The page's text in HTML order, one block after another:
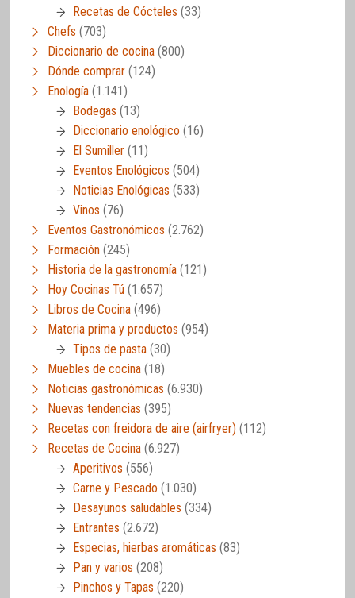
Recetas de Cócteles (33)
Chefs (703)
Diccionario de cocina (800)
Dónde comprar (124)
Enología (1.141)
Bodegas (13)
Diccionario enológico (16)
El Sumiller (11)
Eventos Enológicos (504)
Noticias Enológicas (533)
Vinos (76)
Eventos Gastronómicos (2.762)
Formación (245)
Historia de la gastronomía (121)
Hoy Cocinas Tú (1.657)
Libros de Cocina (496)
Materia prima y productos (954)
Tipos de pasta (30)
Muebles de cocina (18)
Noticias gastronómicas (6.930)
Nuevas tendencias (395)
Recetas con freidora de aire (airfryer) (112)
Recetas de Cocina (6.927)
Aperitivos (556)
Carne y Pescado (1.030)
Desayunos saludables (334)
Entrantes (2.672)
Especias, hierbas aromáticas (83)
Pan y varios (208)
Pinchos y Tapas (220)